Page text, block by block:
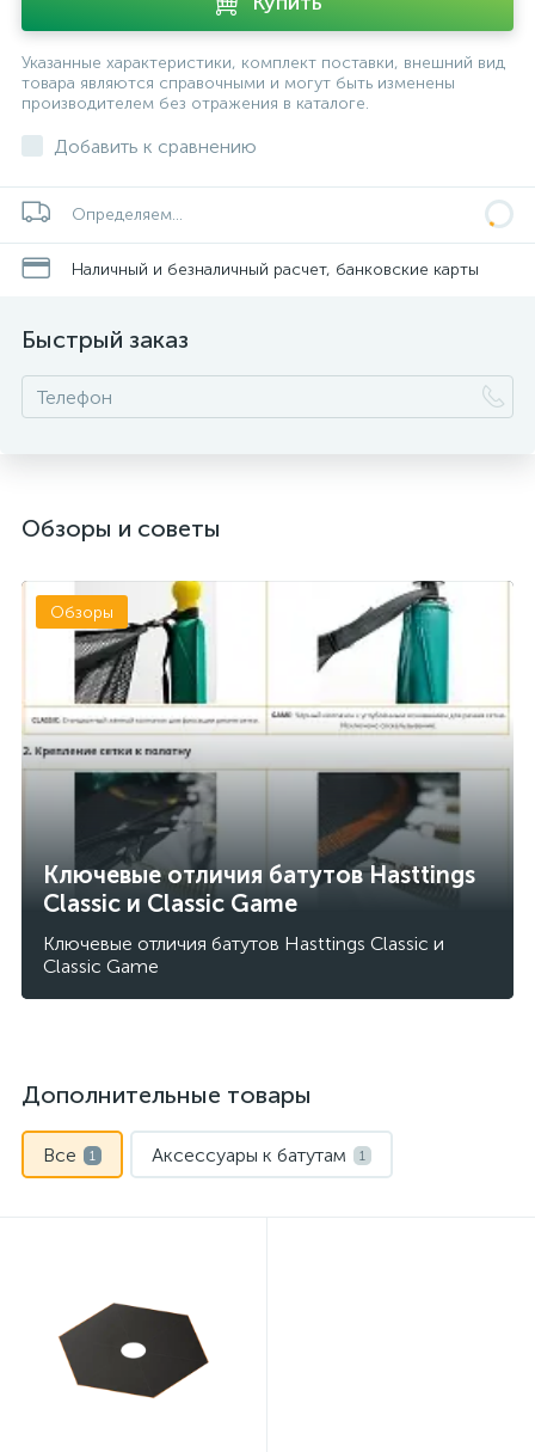
Указанные характеристики, комплект поставки, внешний вид
товара являются справочными и могут быть изменены
производителем без отражения в каталоге.
Добавить к сравнению
Определяем...
Наличный и безналичный расчет, банковские карты
Быстрый заказ
Обзоры и советы
Ключевые отличия батутов Hasttings
Classic и Classic Gamе
Ключевые отличия батутов Hasttings Classic и
Classic Gamе
Обзоры
Дополнительные товары
Все 1 Аксессуары к батутам 1